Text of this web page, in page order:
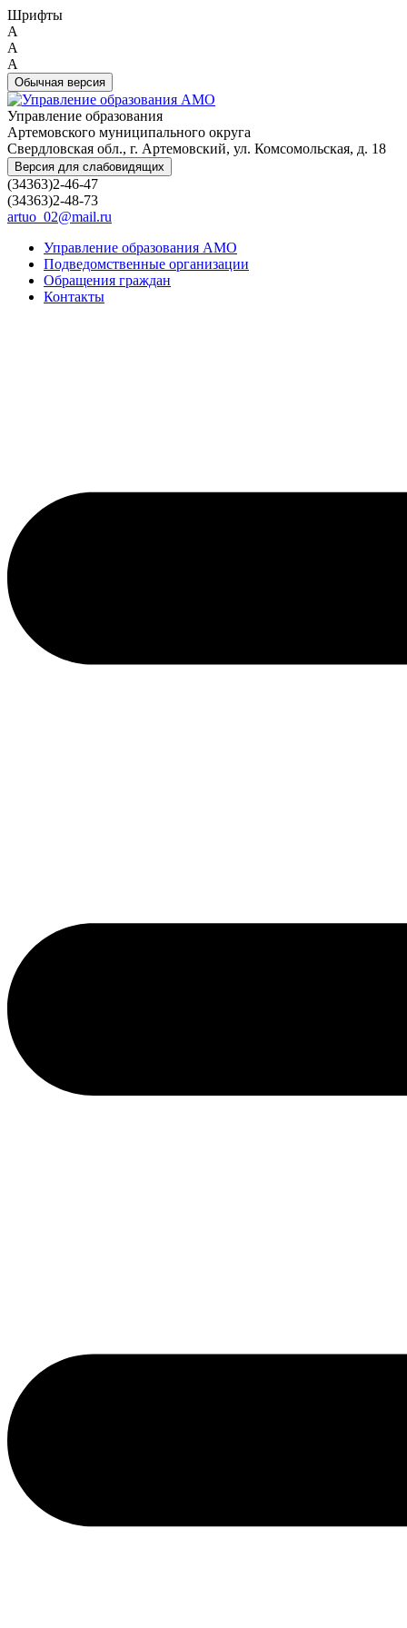
Шрифты
A
A
A
Обычная версия
Управление образования
Артемовского муниципального округа
Свердловская обл., г. Артемовский, ул. Комсомольская, д. 18
Версия для слабовидящих
(34363)2-46-47
(34363)2-48-73
artuo_02@mail.ru
Управление образования АМО
Подведомственные организации
Обращения граждан
Контакты